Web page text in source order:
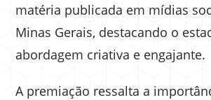
matéria publicada em mídias
Minas Gerais, destacando o
abordagem criativa e engajante.
A premiação ressalta a